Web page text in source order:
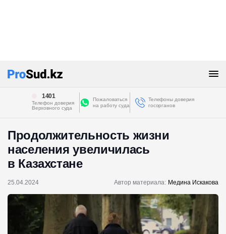
1401
Телефон доверия
Верховного суда
Пожаловаться
на работу суда
Телефоны доверия
госорганов
Продолжительность жизни
населения увеличилась
в Казахстане
25.04.2024 Автор материала: Медина Искакова